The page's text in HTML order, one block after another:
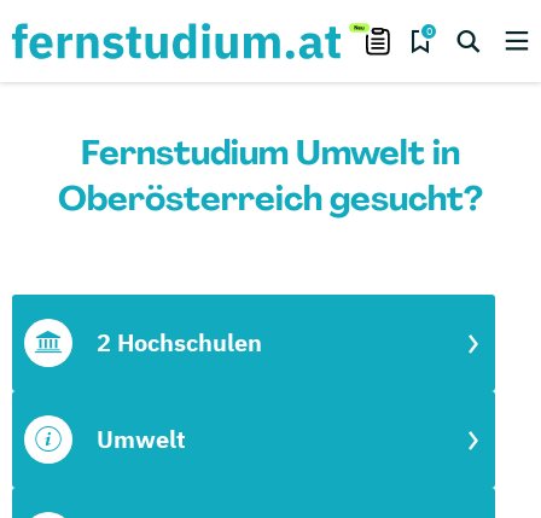
0
Fernstudium Umwelt in
Oberösterreich gesucht?
Umwelt
2 Hochschulen